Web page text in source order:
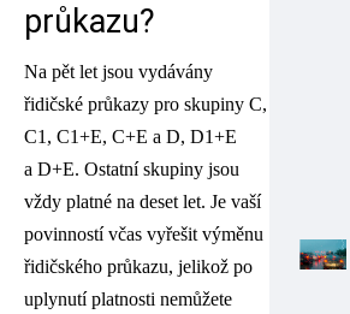
průkazu?
Na pět let jsou vydávány
řidičské průkazy pro skupiny C,
C1, C1+E, C+E a D, D1+E
a D+E. Ostatní skupiny jsou
vždy platné na deset let. Je vaší
povinností včas vyřešit výměnu
řidičského průkazu, jelikož po
uplynutí platnosti nemůžete